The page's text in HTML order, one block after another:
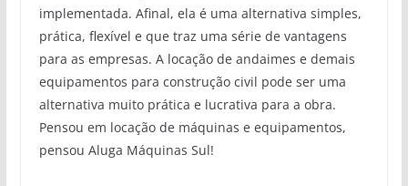
implementada. Afinal, ela é uma alternativa simples,
prática, flexível e que traz uma série de vantagens
para as empresas. A locação de andaimes e demais
equipamentos para construção civil pode ser uma
alternativa muito prática e lucrativa para a obra.
Pensou em locação de máquinas e equipamentos,
pensou Aluga Máquinas Sul!